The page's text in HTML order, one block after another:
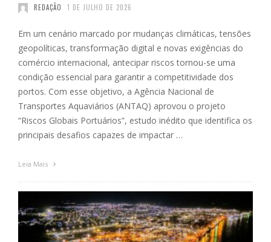
REDAÇÃO 1 DE JULHO DE 2026
Em um cenário marcado por mudanças climáticas, tensões
geopolíticas, transformação digital e novas exigências do
comércio internacional, antecipar riscos tornou-se uma
condição essencial para garantir a competitividade dos
portos. Com esse objetivo, a Agência Nacional de
Transportes Aquaviários (ANTAQ) aprovou o projeto
“Riscos Globais Portuários”, estudo inédito que identifica os
principais desafios capazes de impactar …
Leia Mais